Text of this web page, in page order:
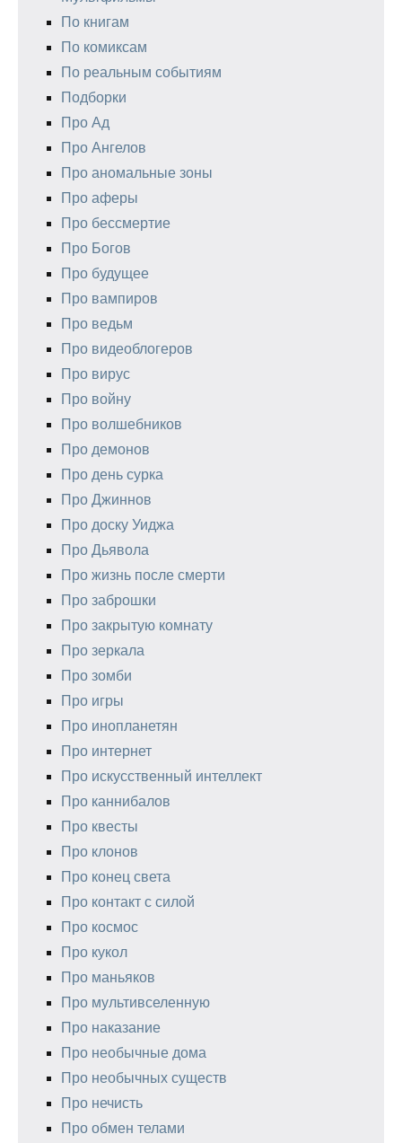
По книгам
По комиксам
По реальным событиям
Подборки
Про Ад
Про Ангелов
Про аномальные зоны
Про аферы
Про бессмертие
Про Богов
Про будущее
Про вампиров
Про ведьм
Про видеоблогеров
Про вирус
Про войну
Про волшебников
Про демонов
Про день сурка
Про Джиннов
Про доску Уиджа
Про Дьявола
Про жизнь после смерти
Про заброшки
Про закрытую комнату
Про зеркала
Про зомби
Про игры
Про инопланетян
Про интернет
Про искусственный интеллект
Про каннибалов
Про квесты
Про клонов
Про конец света
Про контакт с силой
Про космос
Про кукол
Про маньяков
Про мультивселенную
Про наказание
Про необычные дома
Про необычных существ
Про нечисть
Про обмен телами